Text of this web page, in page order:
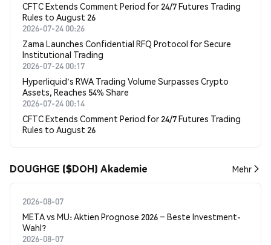
CFTC Extends Comment Period for 24/7 Futures Trading
Rules to August 26
2026-07-24 00:26
Zama Launches Confidential RFQ Protocol for Secure
Institutional Trading
2026-07-24 00:17
Hyperliquid's RWA Trading Volume Surpasses Crypto
Assets, Reaches 54% Share
2026-07-24 00:14
CFTC Extends Comment Period for 24/7 Futures Trading
Rules to August 26
DOUGHGE ($DOH) Akademie Mehr
2026-08-07
META vs MU: Aktien Prognose 2026 – Beste Investment-
Wahl?
2026-08-07